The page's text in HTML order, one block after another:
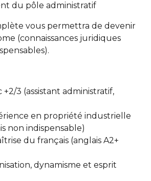
du pôle administratif
vous permettra de devenir
(connaissances juridiques
+2/3 (assistant administratif,
en propriété industrielle
non indispensable)
du français (anglais A2+
dynamisme et esprit